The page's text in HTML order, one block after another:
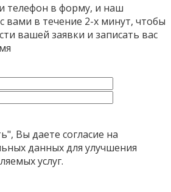
телефон в форму, и наш
вами в течение 2-х минут, чтобы
вашей заявки и записать вас
Вы даете согласие на
данных для улучшения
услуг.